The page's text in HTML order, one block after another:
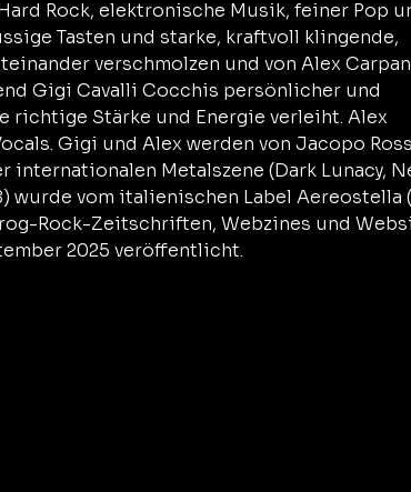
Rock, elektronische Musik, feiner Pop
Tasten und starke, kraftvoll klingende,
verschmolzen und von Alex
Gigi Cavalli Cocchis persönlicher und
richtige Stärke und Energie verleiht. Alex
Gigi und Alex werden von Jacopo
Metalszene (Dark Lunacy,
vom italienischen Label Aereostella
Rock-Zeitschriften, Webzines und
2025 veröffentlicht.